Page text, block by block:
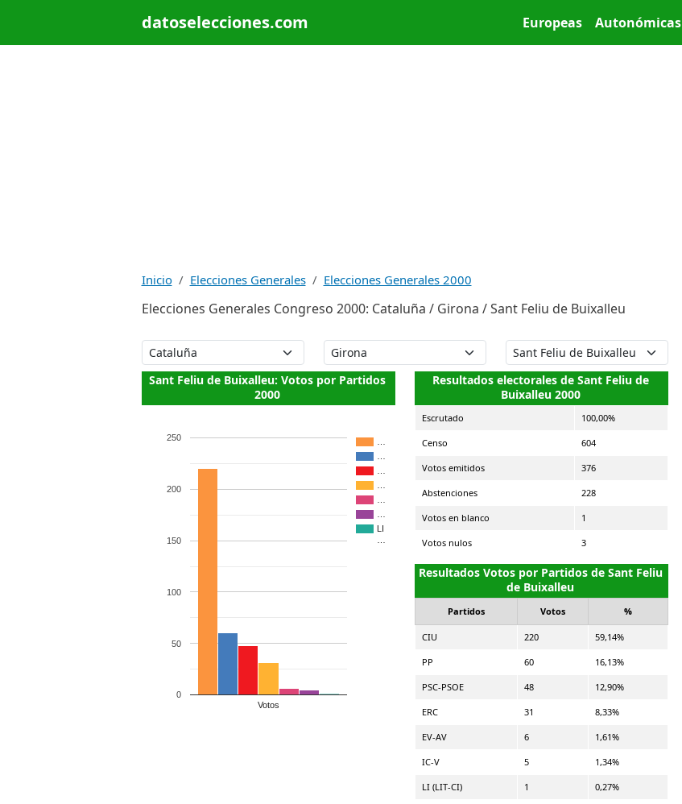
datoselecciones.com Main menu
Europeas Autonómicas
Inicio Elecciones Generales Elecciones Generales 2000
Elecciones Generales Congreso 2000: Cataluña / Girona / Sant Feliu de Buixalleu
Sant Feliu de Buixalleu: Votos por Partidos
2000
LI
Votos
0
50
100
150
200
250
Resultados electorales de Sant Feliu de
Buixalleu 2000
Escrutado 100,00%
Censo 604
Votos emitidos 376
Abstenciones 228
Votos en blanco 1
Votos nulos 3
Resultados Votos por Partidos de Sant Feliu
de Buixalleu
Partidos Votos %
CIU 220 59,14%
PP 60 16,13%
PSC-PSOE 48 12,90%
ERC 31 8,33%
EV-AV 6 1,61%
IC-V 5 1,34%
LI (LIT-CI) 1 0,27%